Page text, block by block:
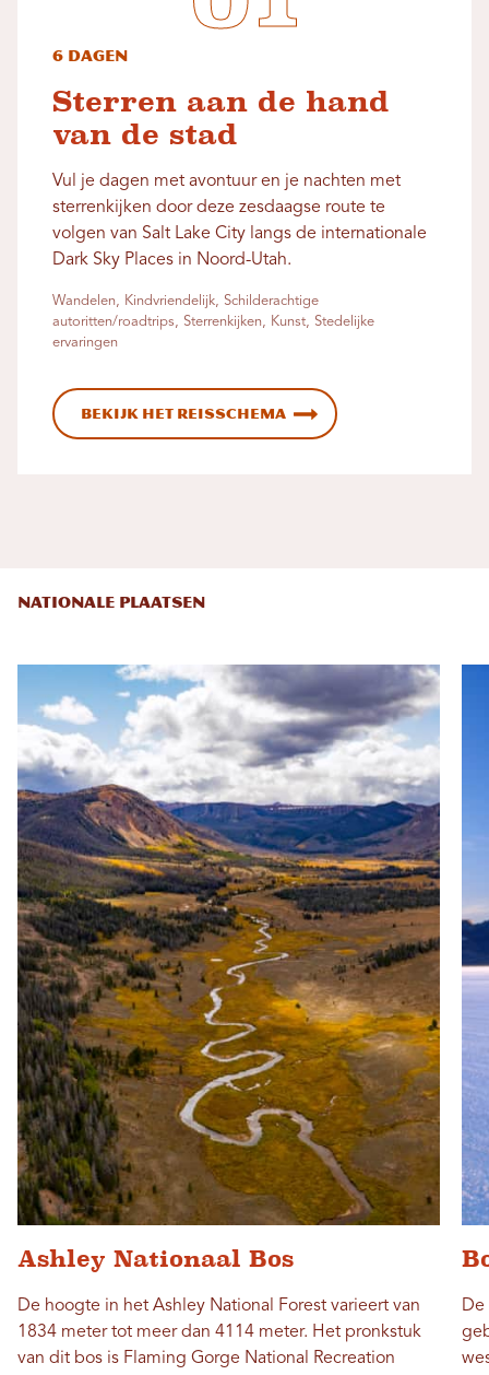
6 dagen
Sterren aan de hand
van de stad
Vul je dagen met avontuur en je nachten met
sterrenkijken door deze zesdaagse route te
volgen van Salt Lake City langs de internationale
Dark Sky Places in Noord-Utah.
Wandelen, Kindvriendelijk, Schilderachtige
autoritten/roadtrips, Sterrenkijken, Kunst, Stedelijke
ervaringen
Bekijk het reisschema
NATIONALE PLAATSEN
Ashley Nationaal Bos
De hoogte in het Ashley National Forest varieert van
1834 meter tot meer dan 4114 meter. Het pronkstuk
van dit bos is Flaming Gorge National Recreation
De